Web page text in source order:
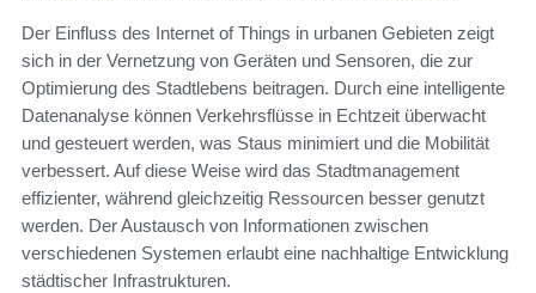
Der Einfluss des Internet of Things in urbanen Gebieten zeigt
sich in der Vernetzung von Geräten und Sensoren, die zur
Optimierung des Stadtlebens beitragen. Durch eine intelligente
Datenanalyse können Verkehrsflüsse in Echtzeit überwacht
und gesteuert werden, was Staus minimiert und die Mobilität
verbessert. Auf diese Weise wird das Stadtmanagement
effizienter, während gleichzeitig Ressourcen besser genutzt
werden. Der Austausch von Informationen zwischen
verschiedenen Systemen erlaubt eine nachhaltige Entwicklung
städtischer Infrastrukturen.